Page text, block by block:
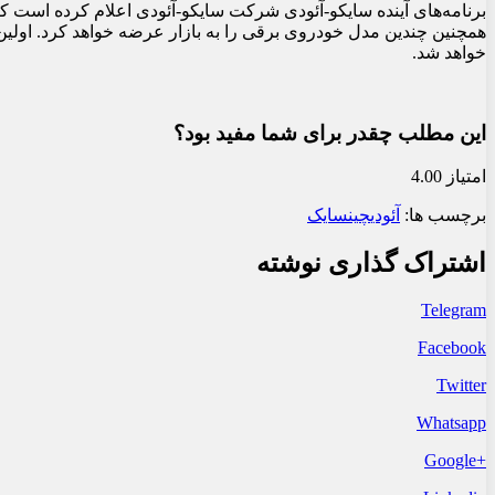
خواهد شد.
این مطلب چقدر برای شما مفید بود؟
امتیاز 4.00
برچسب ها: آئودیچینسایک
اشتراک گذاری نوشته
Telegram
Facebook
Twitter
Whatsapp
+Google